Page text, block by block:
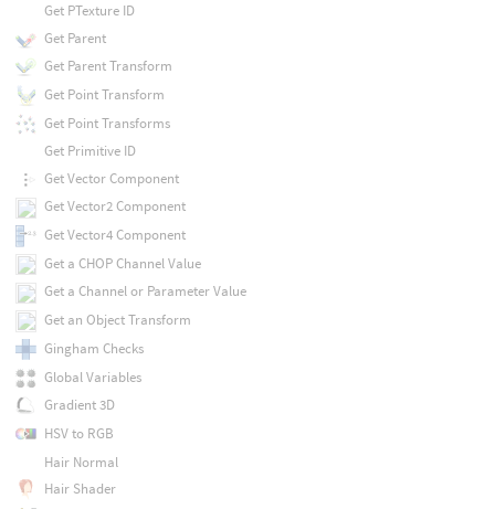
Get PTexture ID
Get Parent
Get Parent Transform
Get Point Transform
Get Point Transforms
Get Primitive ID
Get Vector Component
Get Vector2 Component
Get Vector4 Component
Get a CHOP Channel Value
Get a Channel or Parameter Value
Get an Object Transform
Gingham Checks
Global Variables
Gradient 3D
HSV to RGB
Hair Normal
Hair Shader